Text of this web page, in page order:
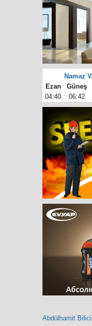
Namaz
Ezan
Güneş
04:40
06:42
Abdülhamit Bilici